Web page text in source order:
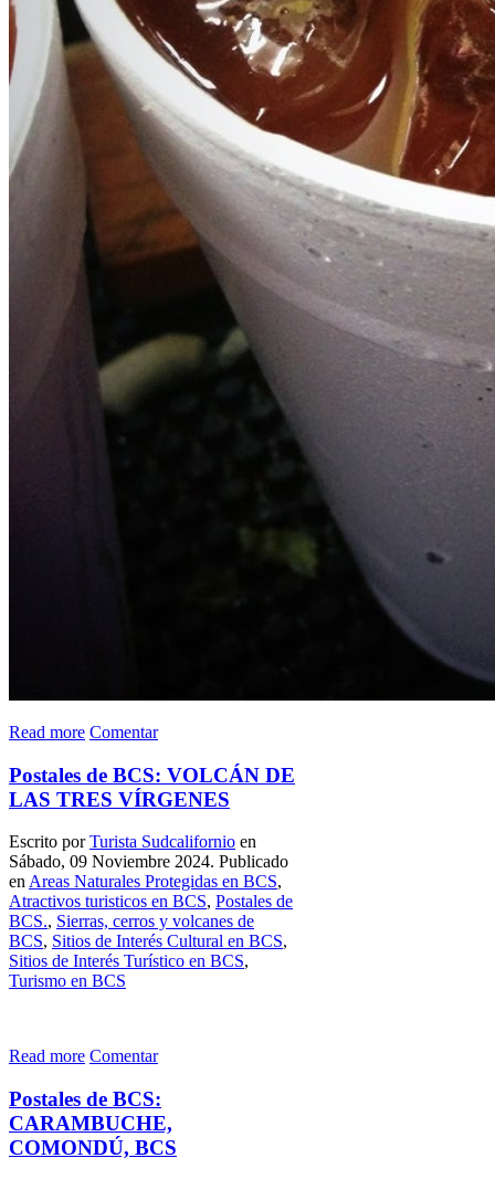
Read more Comentar
Postales de BCS: VOLCÁN DE
LAS TRES VÍRGENES
Escrito porTurista Sudcalifornio en
Sábado, 09 Noviembre 2024. Publicado
en Areas Naturales Protegidas en BCS,
Atractivos turisticos en BCS, Postales de
BCS., Sierras, cerros y volcanes de
BCS, Sitios de Interés Cultural en BCS,
Sitios de Interés Turístico en BCS,
Turismo en BCS
Read more Comentar
Postales de BCS:
CARAMBUCHE,
COMONDÚ, BCS